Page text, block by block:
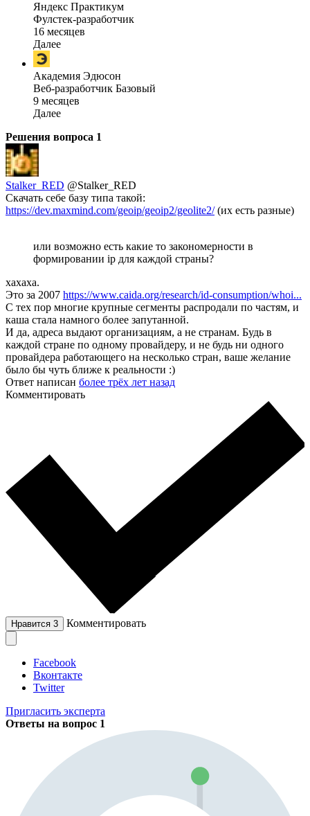
Яндекс Практикум
Фулстек-разработчик
16 месяцев
Далее
Академия Эдюсон
Веб-разработчик Базовый
9 месяцев
Далее
Решения вопроса 1
Stalker_RED @Stalker_RED
Скачать себе базу типа такой:
https://dev.maxmind.com/geoip/geoip2/geolite2/(их есть разные)
или возможно есть какие то закономерности в
формировании ip для каждой страны?
хахаха.
Это за 2007 https://www.caida.org/research/id-consumption/whoi...
С тех пор многие крупные сегменты распродали по частям, и
каша стала намного более запутанной.
И да, адреса выдают организациям, а не странам. Будь в
каждой стране по одному провайдеру, и не будь ни одного
провайдера работающего на несколько стран, ваше желание
было бы чуть ближе к реальности :)
Ответ написан более трёх лет назад
Комментировать
Нравится 3 Комментировать
Facebook
Вконтакте
Twitter
Пригласить эксперта
Ответы на вопрос 1